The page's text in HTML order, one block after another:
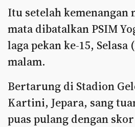
Itu setelah kemenangan
mata dibatalkan PSIM
laga pekan ke-15, Selasa
malam.
Bertarung di Stadion
Kartini, Jepara, sang
puas pulang dengan